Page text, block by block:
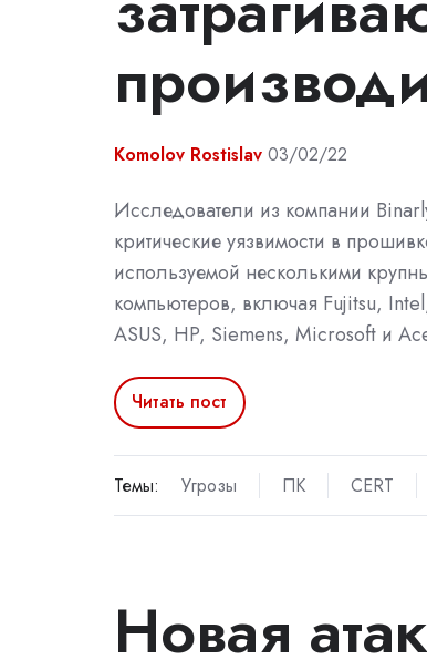
Komolov Rostislav 03/02/22
Исследователи из компании
критические уязвимости в
используемой несколькими
компьютеров, включая Fujitsu,
ASUS, HP, Siemens, Microsoft и
Читать пост
Темы: Угрозы ПК CERT
Новая